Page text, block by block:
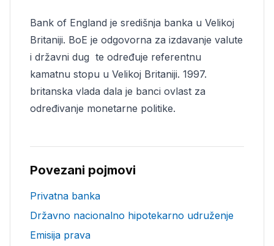
Bank of England je središnja banka u Velikoj
Britaniji. BoE je odgovorna za izdavanje valute
i državni dug te određuje referentnu
kamatnu stopu u Velikoj Britaniji. 1997.
britanska vlada dala je banci ovlast za
određivanje monetarne politike.
Povezani pojmovi
Privatna banka
Državno nacionalno hipotekarno udruženje
Emisija prava